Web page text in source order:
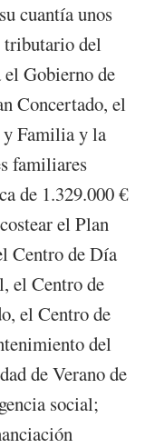
cuantía unos
tributario del
Gobierno de
Concertado, el
y Familia y la
familiares
de 1.329.000 €
el Plan
Centro de Día
el Centro de
el Centro de
del
de Verano de
social;